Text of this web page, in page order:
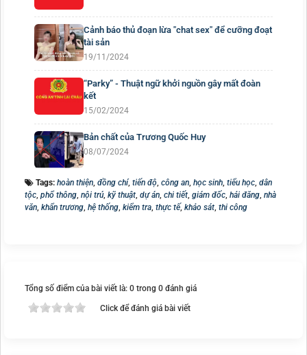
Cảnh báo thủ đoạn lừa "chat sex" để cưỡng đoạt
tài sản
19/11/2024
“Parky” - Thuật ngữ khởi nguồn gây mất đoàn
kết
15/02/2024
Bản chất của Trương Quốc Huy
08/07/2024
Tags: hoàn thiện, đồng chí, tiến độ, công an, học sinh, tiểu học, dân
tộc, phổ thông, nội trú, kỹ thuật, dự án, chi tiết, giám đốc, hải đăng, nhà
văn, khẩn trương, hệ thống, kiểm tra, thực tế, khảo sát, thi công
Tổng số điểm của bài viết là: 0 trong 0 đánh giá
Click để đánh giá bài viết